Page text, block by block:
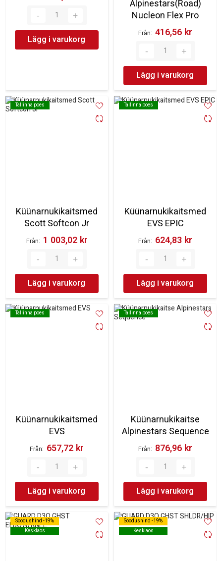
Lägg i varukorg
Alpinestars(Road)
Nucleon Flex Pro
Från 416,56 kr‎
Lägg i varukorg
Tallinna poes
Tallinna poes
Küünarnukikaitsmed
Scott Softcon Jr
Från 1 003,02 kr‎
Lägg i varukorg
Tallinna poes
Tallinna poes
Küünarnukikaitsmed
EVS EPIC
Från 624,83 kr‎
Lägg i varukorg
Tallinna poes
Tallinna poes
Küünarnukikaitsmed
EVS
Från 657,72 kr‎
Lägg i varukorg
Tallinna poes
Tallinna poes
Küünarnukikaitse
Alpinestars Sequence
Från 876,96 kr‎
Lägg i varukorg
Soodushind -19%
Kesklaos
Soodushind -19%
Kesklaos
Soodushind -19%
Kesklaos
Soodushind -19%
Kesklaos